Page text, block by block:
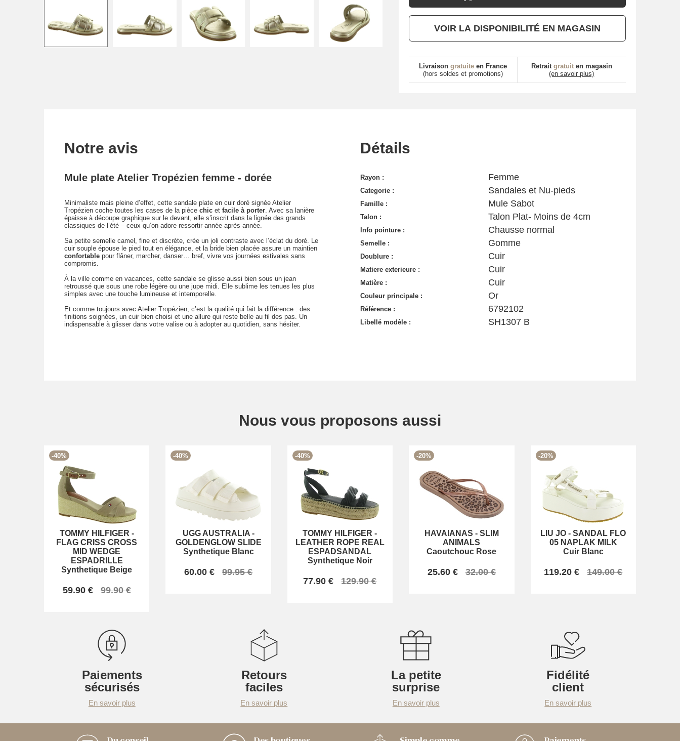
VOIR LA DISPONIBILITÉ EN MAGASIN
Livraison gratuiteen France
(hors soldes et promotions)
Retrait gratuiten magasin
(en savoir plus)
Notre avis
Mule plate Atelier Tropézien femme - dorée
Minimaliste mais pleine d’effet, cette sandale plate en cuir doré signée Atelier
Tropézien coche toutes les cases de la pièce chic et facile à porter. Avec sa lanière
épaisse à découpe graphique sur le devant, elle s’inscrit dans la lignée des grands
classiques de l’été – ceux qu’on adore ressortir année après année.
Sa petite semelle camel, fine et discrète, crée un joli contraste avec l’éclat du doré. Le
cuir souple épouse le pied tout en élégance, et la bride bien placée assure un maintien
confortable pour flâner, marcher, danser… bref, vivre vos journées estivales sans
compromis.
À la ville comme en vacances, cette sandale se glisse aussi bien sous un jean
retroussé que sous une robe légère ou une jupe midi. Elle sublime les tenues les plus
simples avec une touche lumineuse et intemporelle.
Et comme toujours avec Atelier Tropézien, c’est la qualité qui fait la différence : des
finitions soignées, un cuir bien choisi et une allure qui reste belle au fil des pas. Un
indispensable à glisser dans votre valise ou à adopter au quotidien, sans hésiter.
Détails
Rayon : Femme
Categorie : Sandales et Nu-pieds
Famille : Mule Sabot
Talon : Talon Plat- Moins de 4cm
Info pointure : Chausse normal
Semelle : Gomme
Doublure : Cuir
Matiere exterieure : Cuir
Matière : Cuir
Couleur principale : Or
Référence : 6792102
Libellé modèle : SH1307 B
Nous vous proposons aussi
-40%
TOMMY HILFIGER -
FLAG CRISS CROSS
MID WEDGE
ESPADRILLE
Synthetique Beige
59.90 € 99.90 €
-40%
UGG AUSTRALIA-
GOLDENGLOW SLIDE
Synthetique Blanc
60.00 € 99.95 €
-40%
TOMMY HILFIGER -
LEATHER ROPE REAL
ESPADSANDAL
Synthetique Noir
77.90 € 129.90 €
-20%
HAVAIANAS - SLIM
ANIMALS
Caoutchouc Rose
25.60 € 32.00 €
-20%
LIU JO -SANDAL FLO
05 NAPLAK MILK
Cuir Blanc
119.20 € 149.00 €
Paiements
sécurisés
En savoir plus
Retours
faciles
En savoir plus
La petite
surprise
En savoir plus
Fidélité
client
En savoir plus